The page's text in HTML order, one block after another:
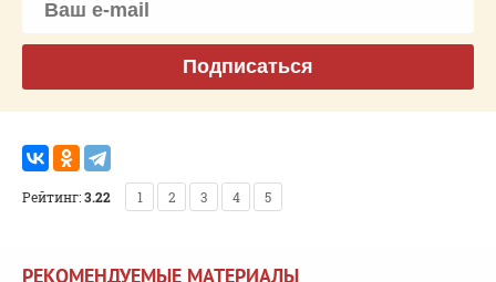
Подписаться
Рейтинг:3.22 1 2 3 4 5
РЕКОМЕНДУЕМЫЕ МАТЕРИАЛЫ